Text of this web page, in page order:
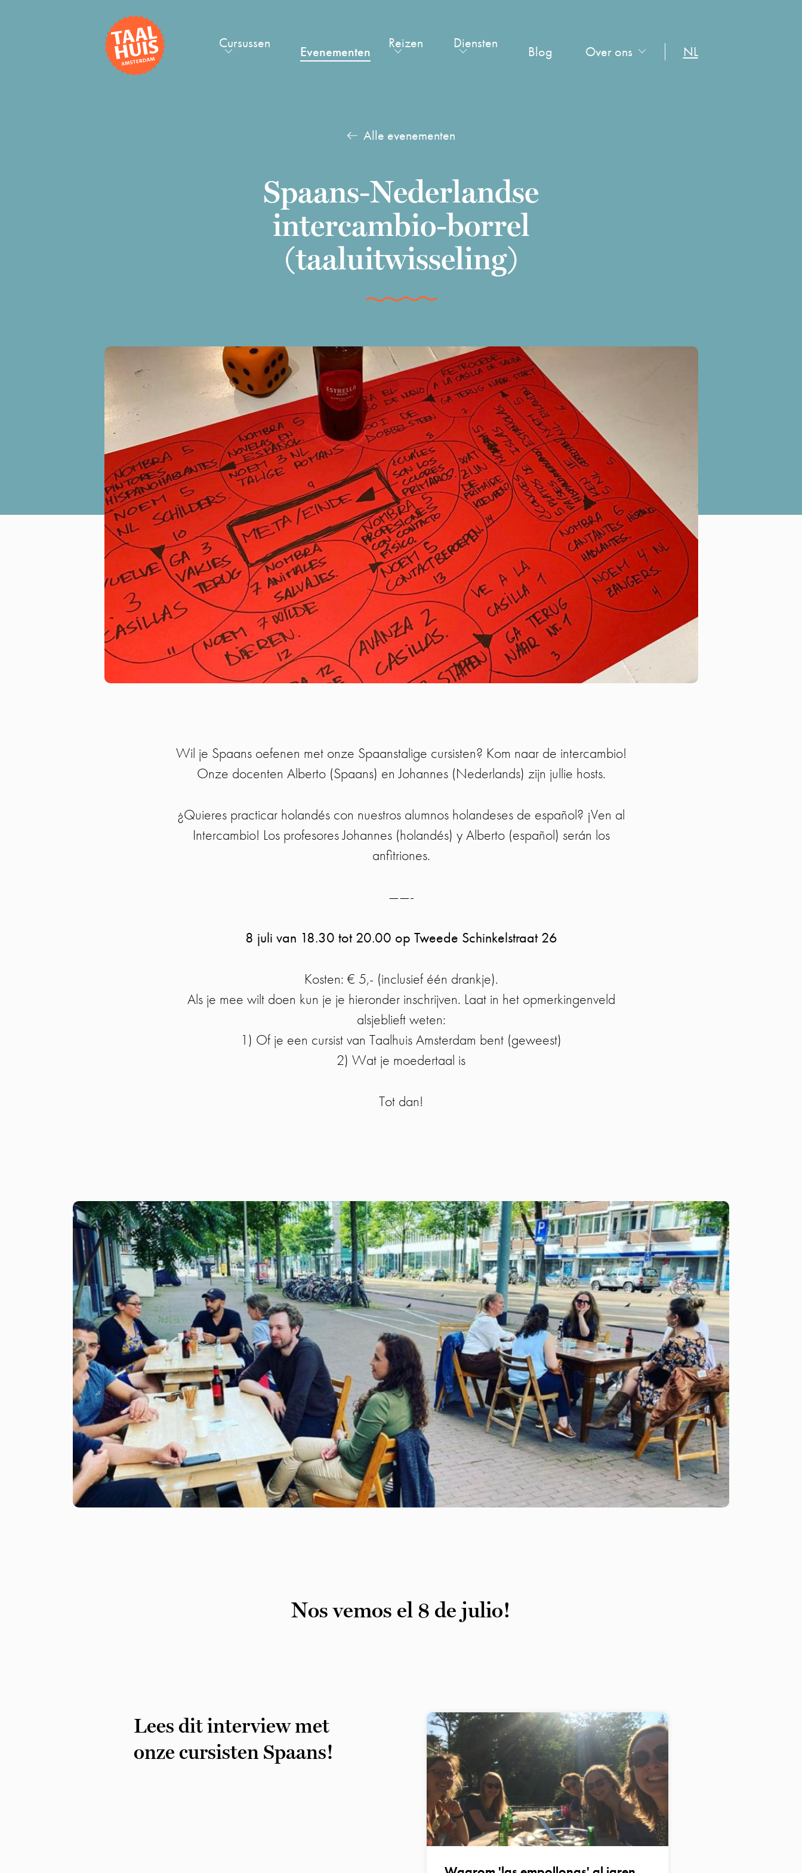
Cursussen Evenementen Reizen Diensten Blog Over ons NL
Alle evenementen
Spaans-Nederlandse
intercambio-borrel
(taaluitwisseling)
Wil je Spaans oefenen met onze Spaanstalige cursisten? Kom naar de intercambio!
Onze docenten Alberto (Spaans) en Johannes (Nederlands) zijn jullie hosts.
¿Quieres practicar holandés con nuestros alumnos holandeses de español? ¡Ven al
Intercambio! Los profesores Johannes (holandés) y Alberto (español) serán los
anfitriones.
——-
8 juli van 18.30 tot 20.00 op Tweede Schinkelstraat 26
Kosten: € 5,- (inclusief één drankje).
Als je mee wilt doen kun je je hieronder inschrijven. Laat in het opmerkingenveld
alsjeblieft weten:
1) Of je een cursist van Taalhuis Amsterdam bent (geweest)
2) Wat je moedertaal is
Tot dan!
Nos vemos el 8 de julio!
Lees dit interview met
onze cursisten Spaans!